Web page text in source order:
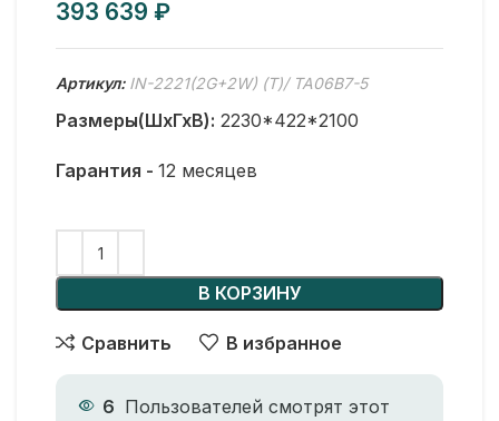
₽
Артикул: IN-2221(2G+2W) (Т)/ TA06B7-5
Размеры(ШхГхВ): 2230*422*2100
Гарантия - 12 месяцев
В КОРЗИНУ
Сравнить В избранное
6 Пользователей смотрят этот